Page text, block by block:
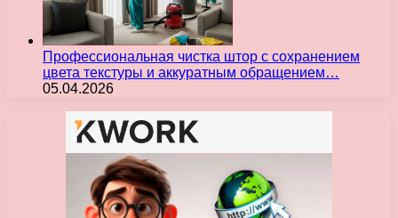
Профессиональная чистка штор с сохранением
цвета текстуры и аккуратным обращением…
05.04.2026